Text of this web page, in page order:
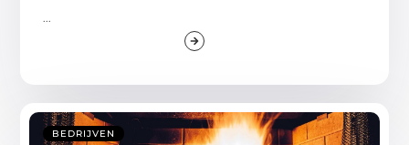
...
BEDRIJVEN